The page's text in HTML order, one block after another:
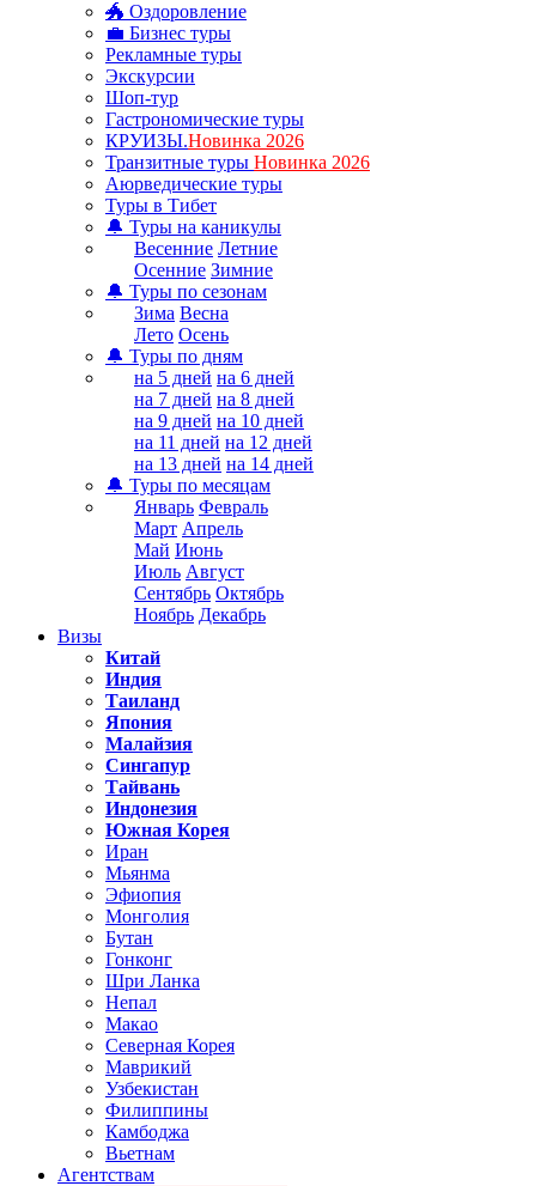
🐲 Оздоровление
💼 Бизнес туры
Рекламные туры
Экскурсии
Шоп-тур
Гастрономические туры
КРУИЗЫ.Новинка 2026
Транзитные туры Новинка 2026
Аюрведические туры
Туры в Тибет
🔔 Туры на каникулы
Весенние Летние
Осенние Зимние
🔔 Туры по сезонам
Зима Весна
Лето Осень
🔔 Туры по дням
на 5 дней на 6 дней
на 7 дней на 8 дней
на 9 дней на 10 дней
на 11 дней на 12 дней
на 13 дней на 14 дней
🔔 Туры по месяцам
Январь Февраль
Март Апрель
Май Июнь
Июль Август
Сентябрь Октябрь
Ноябрь Декабрь
Визы
Китай
Индия
Таиланд
Япония
Малайзия
Сингапур
Тайвань
Индонезия
Южная Корея
Иран
Мьянма
Эфиопия
Монголия
Бутан
Гонконг
Шри Ланка
Непал
Макао
Северная Корея
Маврикий
Узбекистан
Филиппины
Камбоджа
Вьетнам
Агентствам